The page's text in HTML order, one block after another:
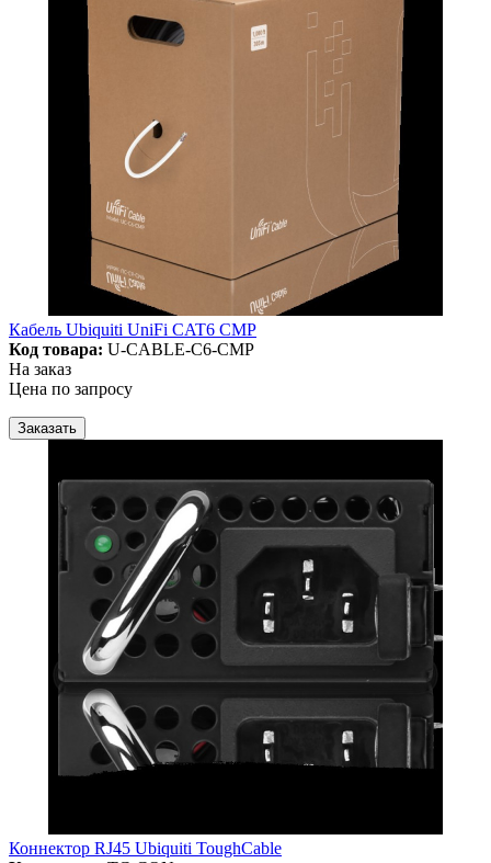
Кабель Ubiquiti UniFi CAT6 CMP
Код товара: U-CABLE-C6-CMP
На заказ
Цена по запросу
Заказать
Коннектор RJ45 Ubiquiti ToughCable